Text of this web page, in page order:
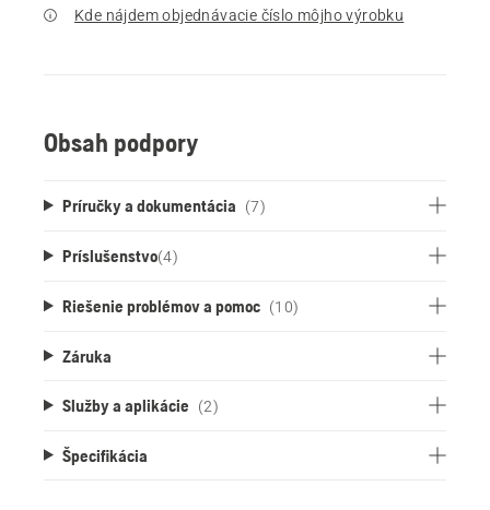
Kde nájdem objednávacie číslo môjho výrobku
Obsah podpory
Príručky a dokumentácia (7)
Príslušenstvo(4)
Riešenie problémov a pomoc (10)
Záruka
Služby a aplikácie (2)
Špecifikácia